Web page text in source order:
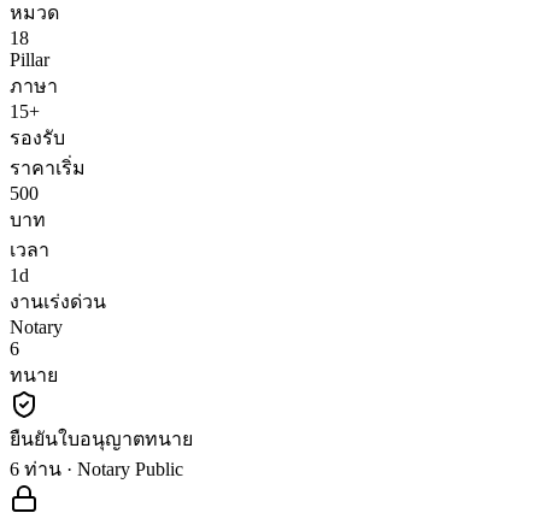
หมวด
18
Pillar
ภาษา
15+
รองรับ
ราคาเริ่ม
500
บาท
เวลา
1d
งานเร่งด่วน
Notary
6
ทนาย
ยืนยันใบอนุญาตทนาย
6 ท่าน · Notary Public